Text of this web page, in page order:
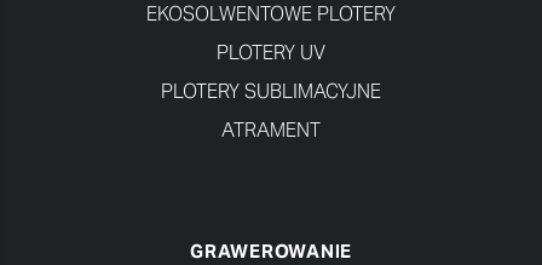
EKOSOLWENTOWE PLOTERY
PLOTERY UV
PLOTERY SUBLIMACYJNE
ATRAMENT
GRAWEROWANIE